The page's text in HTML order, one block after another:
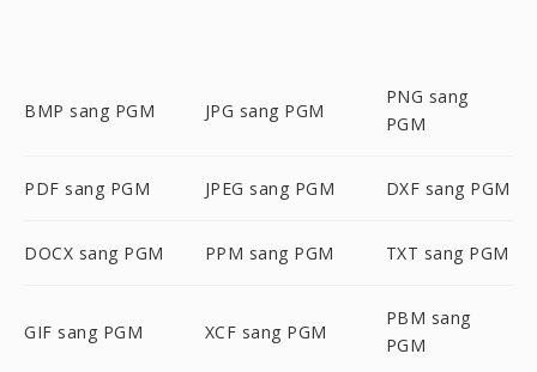
BMP sang PGM JPG sang PGM
PNG sang
PGM
PDF sang PGM JPEG sang PGM DXF sang PGM
DOCX sang PGM PPM sang PGM TXT sang PGM
GIF sang PGM XCF sang PGM
PBM sang
PGM